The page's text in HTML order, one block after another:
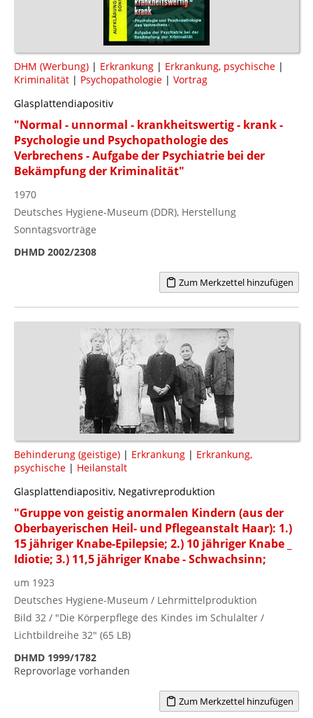
DHM (Werbung) | Erkrankung | Erkrankung, psychische |
Kriminalität | Psychopathologie | Vortrag
Glasplattendiapositiv
"Normal - unnormal - krankheitswertig - krank -
Psychologie und Psychopathologie des
Verbrechens - Aufgabe der Psychiatrie bei der
Bekämpfung der Kriminalität"
1970
Deutsches Hygiene-Museum (DDR), Herstellung
Sonntagsvorträge
DHMD 2002/2308
Zum Merkzettel hinzufügen
Behinderung (geistige) | Erkrankung | Erkrankung,
psychische | Heilanstalt
Glasplattendiapositiv, Negativreproduktion
"Gruppe von geistig anormalen Kindern (aus der
Oberbayerischen Heil- und Pflegeanstalt Haar): 1.)
15 jähriger Knabe-Epilepsie; 2.) 10 jähriger Knabe _
Idiotie; 3.) 11,5 jähriger Knabe - Schwachsinn;
um 1923
Deutsches Hygiene-Museum / Lehrmittelproduktion
Bild 32 / "Die Körperpflege des Kindes im Schulalter /
Lichtbildreihe 32" (65 LB)
DHMD 1999/1782
Reprovorlage vorhanden
Zum Merkzettel hinzufügen